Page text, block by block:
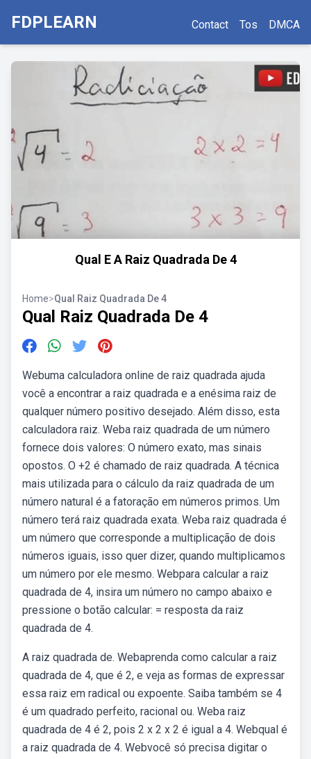
FDPLEARN Contact Tos DMCA
Qual E A Raiz Quadrada De 4
Home>Qual Raiz Quadrada De 4
Qual Raiz Quadrada De 4
Webuma calculadora online de raiz quadrada ajuda
você a encontrar a raiz quadrada e a enésima raiz de
qualquer número positivo desejado. Além disso, esta
calculadora raiz. Weba raiz quadrada de um número
fornece dois valores: O número exato, mas sinais
opostos. O +2 é chamado de raiz quadrada. A técnica
mais utilizada para o cálculo da raiz quadrada de um
número natural é a fatoração em números primos. Um
número terá raiz quadrada exata. Weba raiz quadrada é
um número que corresponde a multiplicação de dois
números iguais, isso quer dizer, quando multiplicamos
um número por ele mesmo. Webpara calcular a raiz
quadrada de 4, insira um número no campo abaixo e
pressione o botão calcular: = resposta da raiz
quadrada de 4.
A raiz quadrada de. Webaprenda como calcular a raiz
quadrada de 4, que é 2, e veja as formas de expressar
essa raiz em radical ou expoente. Saiba também se 4
é um quadrado perfeito, racional ou. Weba raiz
quadrada de 4 é 2, pois 2 x 2 x 2 é igual a 4. Webqual é
a raiz quadrada de 4. Webvocê só precisa digitar o